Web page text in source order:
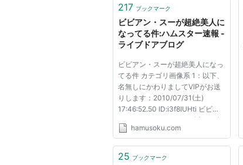
217 ブックマーク
ビビアン・スーが超絶美人に
なってる件:ハムスター速報 -
ライブドアブログ
ビビアン・スーが超絶美人になっ
てる件 カテゴリ画像系 1：以下、
名無しにかわりましてVIPがお送
りします：2010/07/31(土)
17:46:52.50 ID:i3f8IUHti ビビア
ンハジマタｗｗｗｗ 2：以下、名
無しにかわりましてVIPがお送り
17:47:56.44 ID:T4qa8+Uo0 もと
hamusoku.com
25 ブックマーク